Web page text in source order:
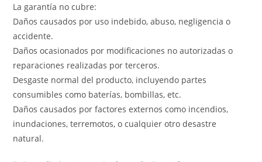
La garantía no cubre:
Daños causados por uso indebido, abuso, negligencia o
accidente.
Daños ocasionados por modificaciones no autorizadas o
reparaciones realizadas por terceros.
Desgaste normal del producto, incluyendo partes
consumibles como baterías, bombillas, etc.
Daños causados por factores externos como incendios,
inundaciones, terremotos, o cualquier otro desastre
natural.